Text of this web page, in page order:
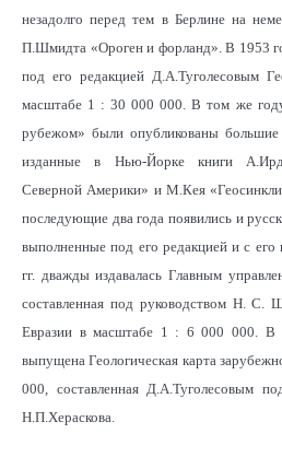
незадолго перед тем в Берлине на
П.Шмидта «Ороген и форланд». В 1953
под его редакцией Д.А.Туголесовым
масштабе 1 : 30 000 000. В том же
рубежом» были опубликованы
изданные в Нью-Йорке книги
Северной Америки» и М.Кея
последующие два года появились и
выполненные под его редакцией и с
гг. дважды издавалась Главным
составленная под руководством Н. С.
Евразии в масштабе 1 : 6 000 000. В
выпущена Геологическая карта
000, составленная Д.А.Туголесовым
Н.П.Хераскова.